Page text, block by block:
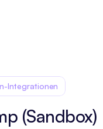
Integrationen
(Sandbox)